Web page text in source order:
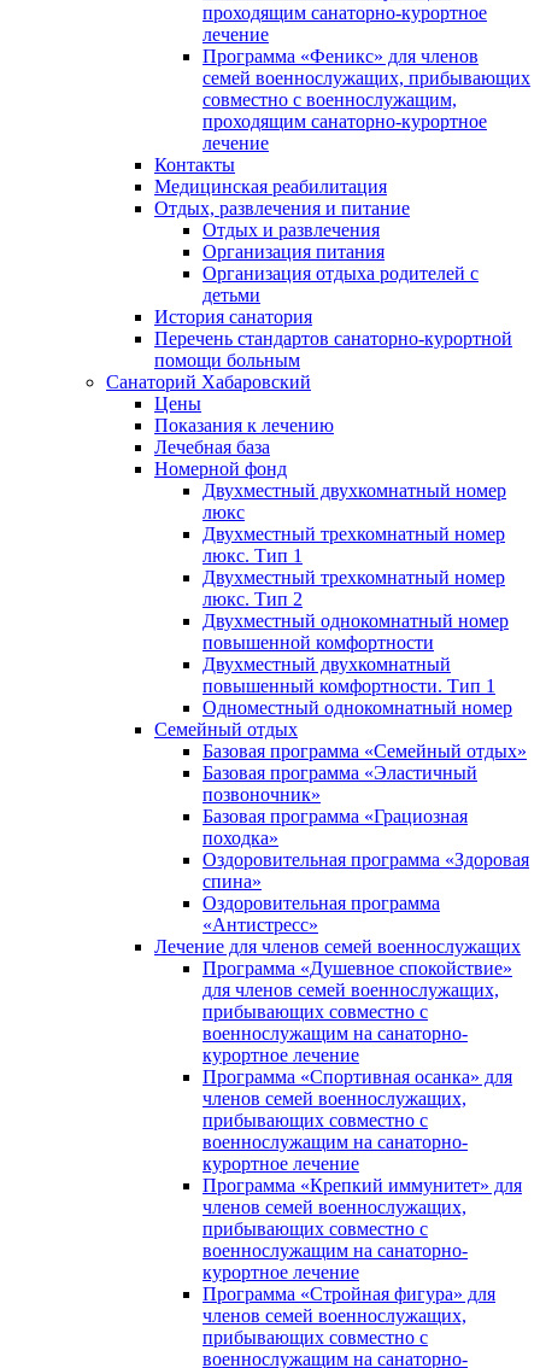
проходящим санаторно-курортное
лечение
Программа «Феникс» для членов
семей военнослужащих, прибывающих
совместно с военнослужащим,
проходящим санаторно-курортное
лечение
Контакты
Медицинская реабилитация
Отдых, развлечения и питание
Отдых и развлечения
Организация питания
Организация отдыха родителей с
детьми
История санатория
Перечень стандартов санаторно-курортной
помощи больным
Санаторий Хабаровский
Цены
Показания к лечению
Лечебная база
Номерной фонд
Двухместный двухкомнатный номер
люкс
Двухместный трехкомнатный номер
люкс. Тип 1
Двухместный трехкомнатный номер
люкс. Тип 2
Двухместный однокомнатный номер
повышенной комфортности
Двухместный двухкомнатный
повышенный комфортности. Тип 1
Одноместный однокомнатный номер
Семейный отдых
Базовая программа «Семейный отдых»
Базовая программа «Эластичный
позвоночник»
Базовая программа «Грациозная
походка»
Оздоровительная программа «Здоровая
спина»
Оздоровительная программа
«Антистресс»
Лечение для членов семей военнослужащих
Программа «Душевное спокойствие»
для членов семей военнослужащих,
прибывающих совместно с
военнослужащим на санаторно-
курортное лечение
Программа «Спортивная осанка» для
членов семей военнослужащих,
прибывающих совместно с
военнослужащим на санаторно-
курортное лечение
Программа «Крепкий иммунитет» для
членов семей военнослужащих,
прибывающих совместно с
военнослужащим на санаторно-
курортное лечение
Программа «Стройная фигура» для
членов семей военнослужащих,
прибывающих совместно с
военнослужащим на санаторно-